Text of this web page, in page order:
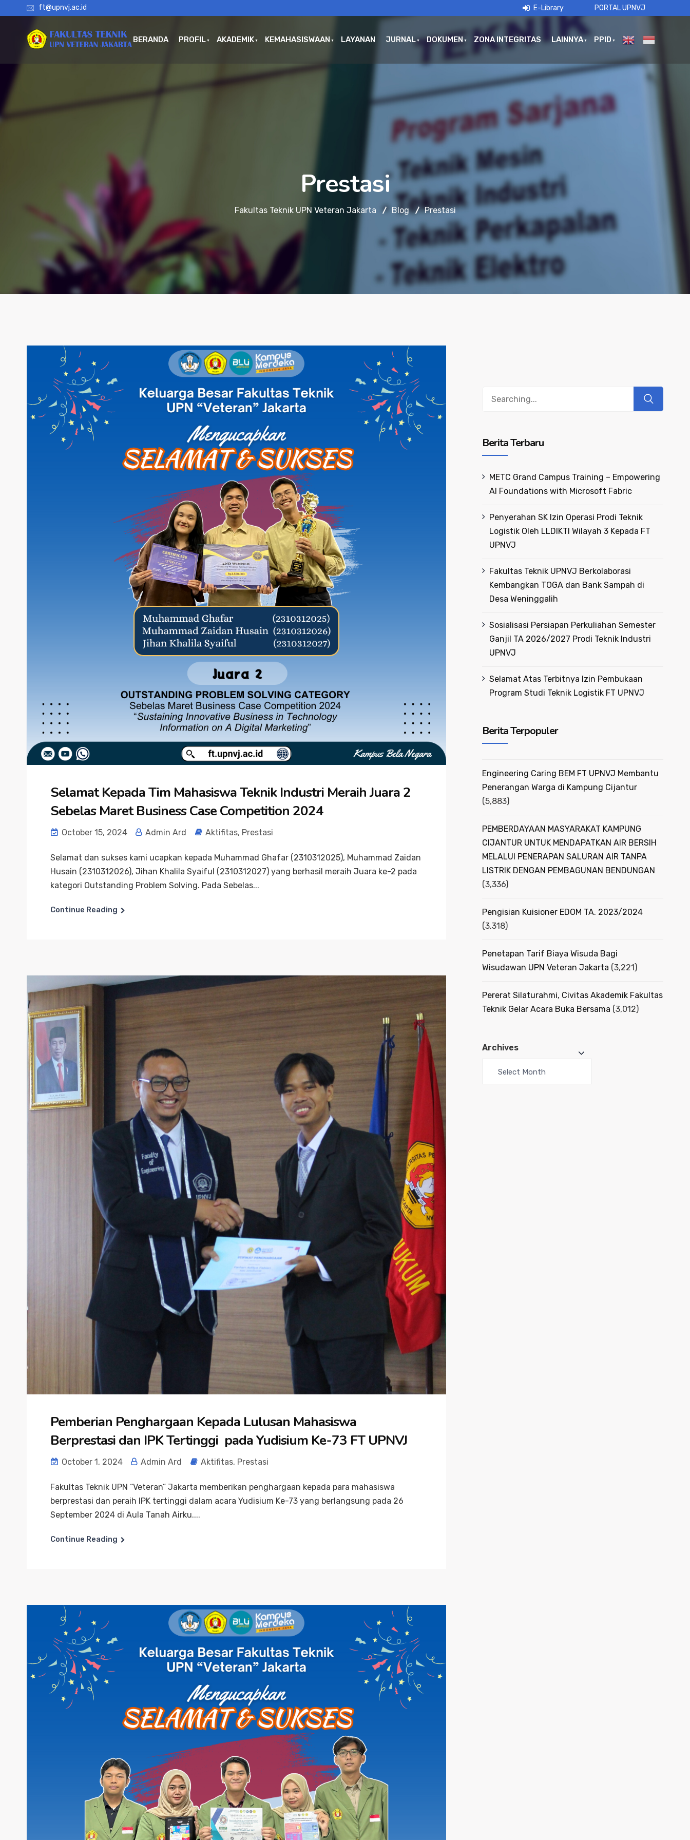
ft@upnvj.ac.id E-Library PORTAL UPNVJ
BERANDA PROFIL AKADEMIK KEMAHASISWAAN LAYANAN JURNAL DOKUMEN ZONA INTEGRITAS LAINNYA PPID
Prestasi
Fakultas Teknik UPN Veteran Jakarta Blog Prestasi
Selamat Kepada Tim Mahasiswa Teknik Industri Meraih Juara 2
Sebelas Maret Business Case Competition 2024
October 15, 2024 Admin Ard Aktifitas, Prestasi
Selamat dan sukses kami ucapkan kepada Muhammad Ghafar (2310312025), Muhammad Zaidan
Husain (2310312026), Jihan Khalila Syaiful (2310312027) yang berhasil meraih Juara ke-2 pada
kategori Outstanding Problem Solving. Pada Sebelas...
Continue Reading
Pemberian Penghargaan Kepada Lulusan Mahasiswa
Berprestasi dan IPK Tertinggi pada Yudisium Ke-73 FT UPNVJ
October 1, 2024 Admin Ard Aktifitas, Prestasi
Fakultas Teknik UPN “Veteran” Jakarta memberikan penghargaan kepada para mahasiswa
berprestasi dan peraih IPK tertinggi dalam acara Yudisium Ke-73 yang berlangsung pada 26
September 2024 di Aula Tanah Airku....
Continue Reading
Berita Terbaru
METC Grand Campus Training – Empowering
AI Foundations with Microsoft Fabric
Penyerahan SK Izin Operasi Prodi Teknik
Logistik Oleh LLDIKTI Wilayah 3 Kepada FT
UPNVJ
Fakultas Teknik UPNVJ Berkolaborasi
Kembangkan TOGA dan Bank Sampah di
Desa Weninggalih
Sosialisasi Persiapan Perkuliahan Semester
Ganjil TA 2026/2027 Prodi Teknik Industri
UPNVJ
Selamat Atas Terbitnya Izin Pembukaan
Program Studi Teknik Logistik FT UPNVJ
Berita Terpopuler
Engineering Caring BEM FT UPNVJ Membantu
Penerangan Warga di Kampung Cijantur
(5,883)
PEMBERDAYAAN MASYARAKAT KAMPUNG
CIJANTUR UNTUK MENDAPATKAN AIR BERSIH
MELALUI PENERAPAN SALURAN AIR TANPA
LISTRIK DENGAN PEMBAGUNAN BENDUNGAN
(3,336)
Pengisian Kuisioner EDOM TA. 2023/2024
(3,318)
Penetapan Tarif Biaya Wisuda Bagi
Wisudawan UPN Veteran Jakarta (3,221)
Pererat Silaturahmi, Civitas Akademik Fakultas
Teknik Gelar Acara Buka Bersama (3,012)
Archives